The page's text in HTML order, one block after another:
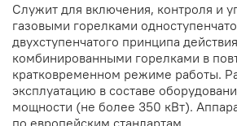
Служит для включения, контроля и
газовыми горелками
двухступенчатого принципа
комбинированными горелками в
кратковременном режиме работы.
эксплуатацию в составе
мощности (не более 350 кВт).